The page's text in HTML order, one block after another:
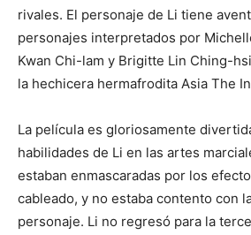
rivales. El personaje de Li tiene
personajes interpretados por
Kwan Chi-lam y Brigitte Lin Ching-
la hechicera hermafrodita Asia The
La película es gloriosamente
habilidades de Li en las artes
estaban enmascaradas por los
cableado, y no estaba contento con
personaje. Li no regresó para la